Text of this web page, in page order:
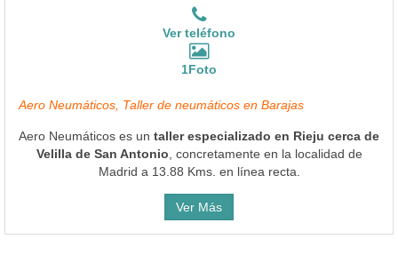
Ver teléfono
1Foto
Aero Neumáticos, Taller de neumáticos en Barajas
Aero Neumáticos es un taller especializado en Rieju cerca de
Velilla de San Antonio , concretamente en la localidad de
Madrid a 13.88 Kms. en línea recta.
Ver Más